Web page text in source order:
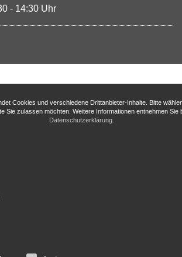
- 14:30 Uhr
Cookies und verschiedene Drittanbieter-Inhalte. Bitte
Sie zulassen möchten. Weitere Informationen entnehmen Sie
Datenschutzerklärung.